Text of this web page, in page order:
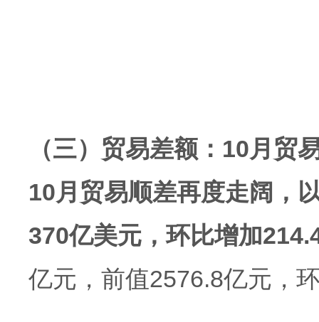
（三）贸易差额：10月贸
10月贸易顺差再度走阔，
370亿美元，环比增加
亿元，前值2576.8亿元，